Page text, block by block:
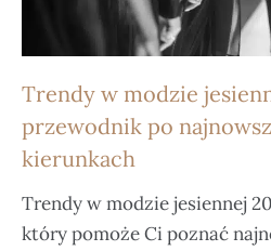
Trendy w modzie
przewodnik po
kierunkach
Trendy w modzie jesiennej
który pomoże Ci poznać